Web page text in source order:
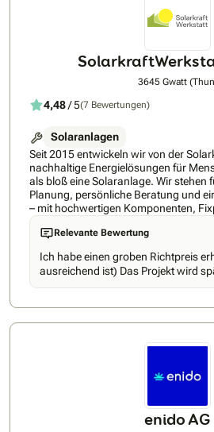
3645 Gwatt
4,48/ 5(7 Bewertungen)
Solaranlagen
Seit 2015 entwickeln wir von der
nachhaltige Energielösungen für
als bloß eine Solaranlage. Wir stehen
Planung, persönliche Beratung und
– mit hochwertigen Komponenten,
eigenem Montageteam. Ob
Mehrfamilienhaus oder
Photovoltaiklösungen sind
zukunftssicher. Weil es bei
geht – sondern um Vertrauen,
Unabhängigkeit.
Relevante Bewertung
Ich habe einen groben Richtpreis
ausreichend ist) Das Projekt wird
angegangen.
enido AG